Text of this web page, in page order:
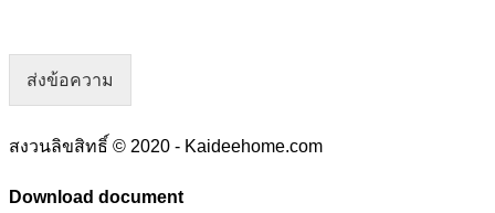
ส่งข้อความ
สงวนลิขสิทธิ์ © 2020 - Kaideehome.com
Download document